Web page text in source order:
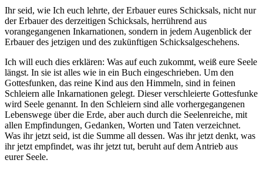
Ihr seid, wie Ich euch lehrte, der Erbauer eures Schicksals, nicht nur
der Erbauer des derzeitigen Schicksals, herrührend aus
vorangegangenen Inkarnationen, sondern in jedem Augenblick der
Erbauer des jetzigen und des zukünftigen Schicksalgeschehens.
Ich will euch dies erklären: Was auf euch zukommt, weiß eure Seele
längst. In sie ist alles wie in ein Buch eingeschrieben. Um den
Gottesfunken, das reine Kind aus den Himmeln, sind in feinen
Schleiern alle Inkarnationen gelegt. Dieser verschleierte Gottesfunke
wird Seele genannt. In den Schleiern sind alle vorhergegangenen
Lebenswege über die Erde, aber auch durch die Seelenreiche, mit
allen Empfindungen, Gedanken, Worten und Taten verzeichnet.
Was ihr jetzt seid, ist die Summe all dessen. Was ihr jetzt denkt, was
ihr jetzt empfindet, was ihr jetzt tut, beruht auf dem Antrieb aus
eurer Seele.